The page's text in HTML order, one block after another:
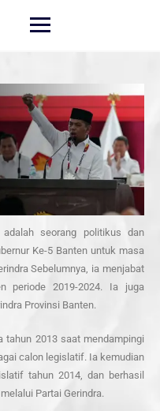
seorang politikus dan
Ke-5 Banten untuk masa
Sebelumnya, ia menjabat
periode 2019-2024. Ia juga
Provinsi Banten.
tahun 2013 saat mendampingi
calon legislatif. Ia kemudian
tahun 2014, dan berhasil
Partai Gerindra.